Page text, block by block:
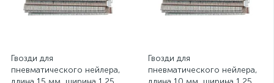
Гвозди для
пневматического нейлера,
Гвозди для
пневматического нейлера,